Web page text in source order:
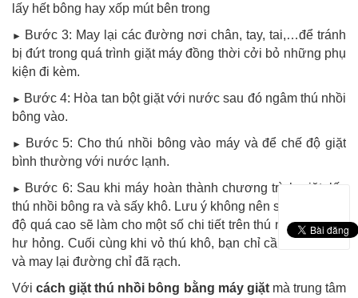
lấy hết bông hay xốp mút bên trong
► Bước 3: May lại các đường nơi chân, tay, tai,…để tránh
bị đứt trong quá trình giặt máy đồng thời cởi bỏ những phụ
kiện đi kèm.
► Bước 4: Hòa tan bột giặt với nước sau đó ngâm thú nhồi
bông vào.
►
Bước 5: Cho thú nhồi bông vào máy và để chế độ giặt
bình thường với nước lạnh.
► Bước 6: Sau khi máy hoàn thành chương trình giặt, lấy
thú nhồi bông ra và sấy khô. Lưu ý không nên sấy với nhiệt
độ quá cao sẽ làm cho một số chi tiết trên thú nhồi bông bị
hư hỏng. Cuối cùng khi vỏ thú khô, bạn chỉ cần nhồi bông
và may lại đường chỉ đã rạch.
Vớicách giặt thú nhồi bông bằng máy giặtmà trung tâm